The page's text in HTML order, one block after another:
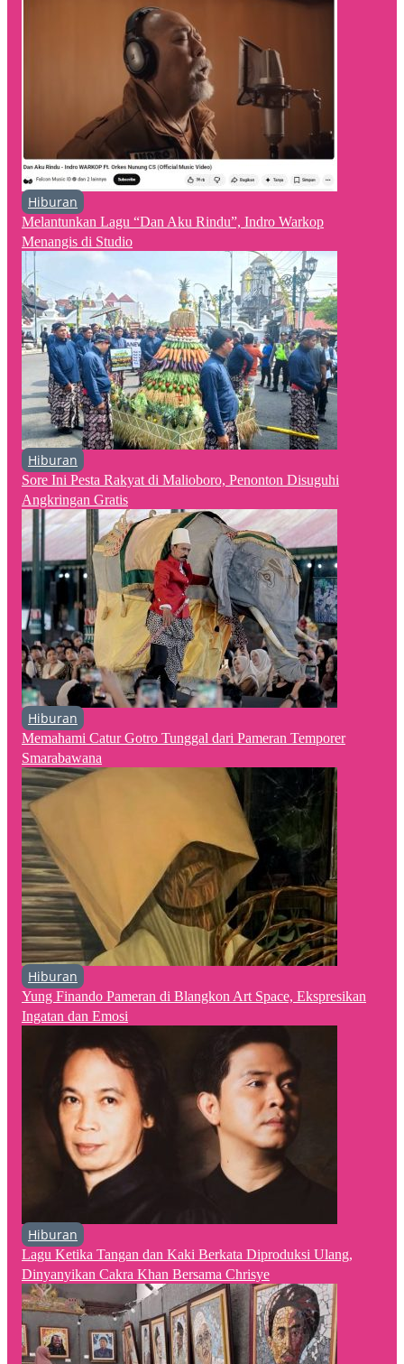
Hiburan
Melantunkan Lagu “Dan Aku Rindu”, Indro Warkop
Menangis di Studio
Hiburan
Sore Ini Pesta Rakyat di Malioboro, Penonton Disuguhi
Angkringan Gratis
Hiburan
Memahami Catur Gotro Tunggal dari Pameran Temporer
Smarabawana
Hiburan
Yung Finando Pameran di Blangkon Art Space, Ekspresikan
Ingatan dan Emosi
Hiburan
Lagu Ketika Tangan dan Kaki Berkata Diproduksi Ulang,
Dinyanyikan Cakra Khan Bersama Chrisye